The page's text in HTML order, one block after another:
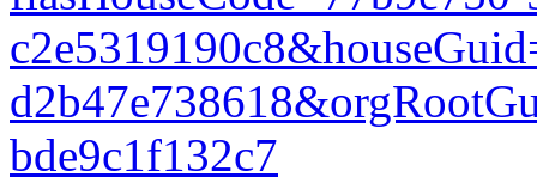
bde9c1f132c7